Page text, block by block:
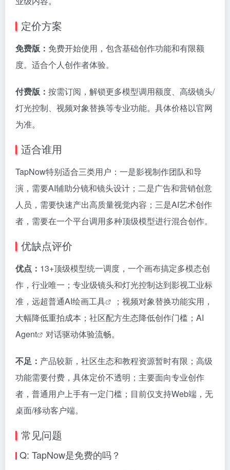
定价方案
免费版： 免费开始使用，包含基础创作功能和有限额
度。适合个人创作者体验。
付费版： 按需订阅，解锁更多模型调用额度、高级镜头/
灯光控制、视频对象替换等专业功能。具体价格以官网
为准。
适合谁用
TapNow特别适合三类用户：一是影视制作团队和导
演，需要AI辅助分镜和镜头设计；二是广告和营销创意
人员，需要快速产出高质量视觉内容；三是AI艺术创作
者，需要在一个平台调用多种顶级模型进行混合创作。
优缺点评价
优点： 13+顶级模型统一调度，一个画布搞定多模态创
作，行业唯一；专业级镜头和灯光控制达到影视工业标
准，远超普通AI绘画工具
；视频对象替换功能实用，
大幅降低重拍成本；社区配方生态降低创作门槛； AI
Agent
对话驱动体验流畅。
不足： 产品较新，社区生态和教程资源暂时有限；高级
功能需要付费，具体定价不透明；主要面向专业创作
者，普通用户上手有一定门槛；目前仅支持Web端，无
桌面/移动客户端。
常见问题
Q: TapNow是免费的吗？